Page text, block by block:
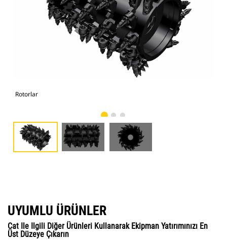
Rotorlar
UYUMLU ÜRÜNLER
Cat Ile Ilgili Diğer Ürünleri Kullanarak Ekipman Yatırımınızı En
Üst Düzeye Çıkarın